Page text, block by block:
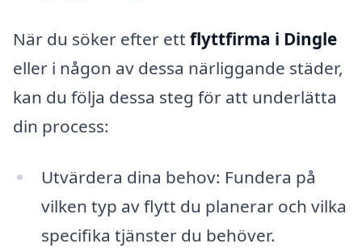
När du söker efter ett flyttfirma i Dingle
eller i någon av dessa närliggande städer,
kan du följa dessa steg för att underlätta
din process:
Utvärdera dina behov: Fundera på
vilken typ av flytt du planerar och vilka
specifika tjänster du behöver.